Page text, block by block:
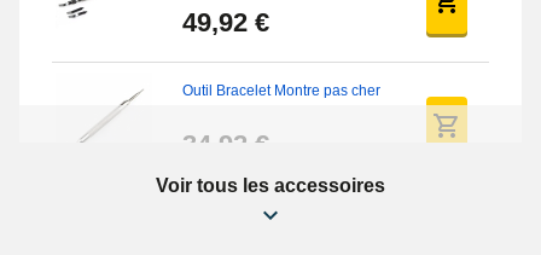
49,92 €
Outil Bracelet Montre pas cher
34,92 €
Kit Réparation Montre Débutant
Voir tous les accessoires